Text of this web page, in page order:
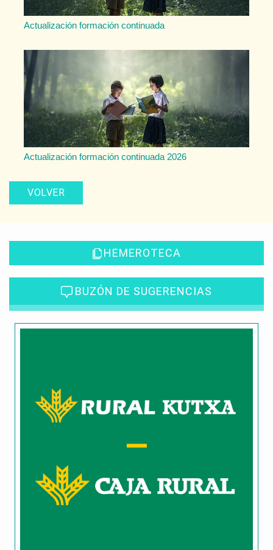
Actualización formación continuada
Actualización formación continuada 2026
VOLVER
HEMEROTECA
BUZÓN DE SUGERENCIAS